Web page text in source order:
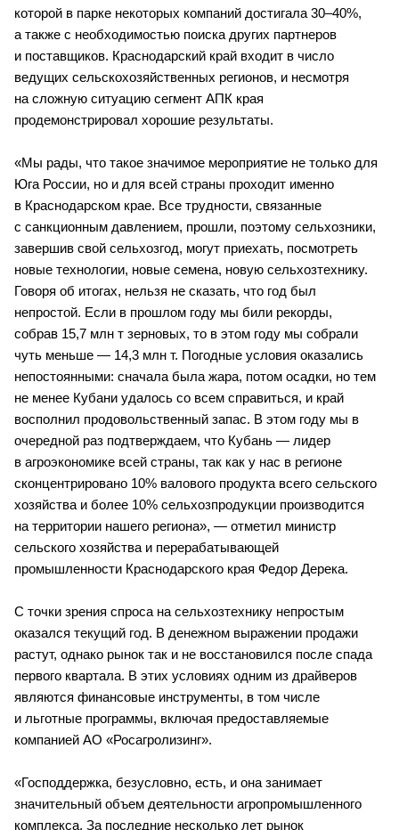
которой в парке некоторых компаний достигала 30–40%,
а также с необходимостью поиска других партнеров
и поставщиков. Краснодарский край входит в число
ведущих сельскохозяйственных регионов, и несмотря
на сложную ситуацию сегмент АПК края
продемонстрировал хорошие результаты.
«Мы рады, что такое значимое мероприятие не только для
Юга России, но и для всей страны проходит именно
в Краснодарском крае. Все трудности, связанные
с санкционным давлением, прошли, поэтому сельхозники,
завершив свой сельхозгод, могут приехать, посмотреть
новые технологии, новые семена, новую сельхозтехнику.
Говоря об итогах, нельзя не сказать, что год был
непростой. Если в прошлом году мы били рекорды,
собрав 15,7 млн т зерновых, то в этом году мы собрали
чуть меньше — 14,3 млн т. Погодные условия оказались
непостоянными: сначала была жара, потом осадки, но тем
не менее Кубани удалось со всем справиться, и край
восполнил продовольственный запас. В этом году мы в
очередной раз подтверждаем, что Кубань — лидер
в агроэкономике всей страны, так как у нас в регионе
сконцентрировано 10% валового продукта всего сельского
хозяйства и более 10% сельхозпродукции производится
на территории нашего региона», — отметил министр
сельского хозяйства и перерабатывающей
промышленности Краснодарского края Федор Дерека.
С точки зрения спроса на сельхозтехнику непростым
оказался текущий год. В денежном выражении продажи
растут, однако рынок так и не восстановился после спада
первого квартала. В этих условиях одним из драйверов
являются финансовые инструменты, в том числе
и льготные программы, включая предоставляемые
компанией АО «Росагролизинг».
«Господдержка, безусловно, есть, и она занимает
значительный объем деятельности агропромышленного
комплекса. За последние несколько лет рынок